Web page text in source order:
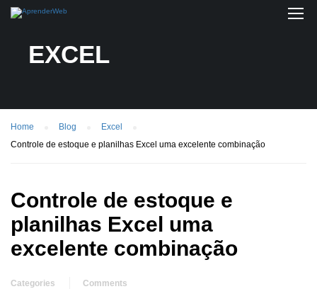
EXCEL
Home Blog
Excel
Controle de estoque e planilhas Excel uma excelente combinação
Controle de estoque e
planilhas Excel uma
excelente combinação
Categories
Comments